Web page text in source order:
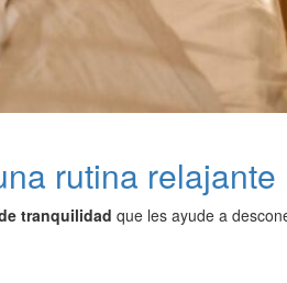
rutina relajante
tranquilidad que les ayude a